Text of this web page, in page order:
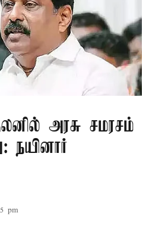
அரசு சமரசம்
நயினார்
pm